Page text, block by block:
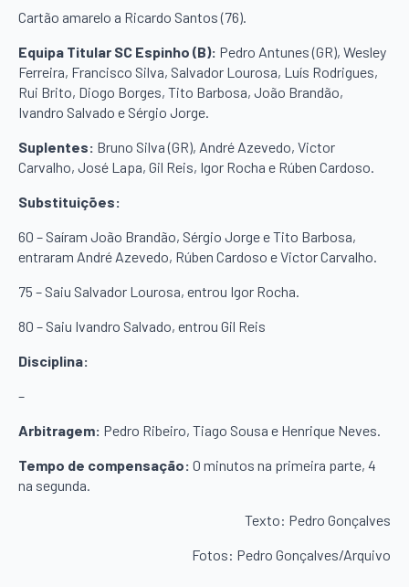
Cartão amarelo a Ricardo Santos (76).
Equipa Titular SC Espinho (B): Pedro Antunes (GR), Wesley
Ferreira, Francisco Silva, Salvador Lourosa, Luís Rodrigues,
Rui Brito, Diogo Borges, Tito Barbosa, João Brandão,
Ivandro Salvado e Sérgio Jorge.
Suplentes: Bruno Silva (GR), André Azevedo, Victor
Carvalho, José Lapa, Gil Reis, Igor Rocha e Rúben Cardoso.
Substituições:
60 – Saíram João Brandão, Sérgio Jorge e Tito Barbosa,
entraram André Azevedo, Rúben Cardoso e Victor Carvalho.
75 – Saiu Salvador Lourosa, entrou Igor Rocha.
80 – Saiu Ivandro Salvado, entrou Gil Reis
Disciplina:
–
Arbitragem: Pedro Ribeiro, Tiago Sousa e Henrique Neves.
Tempo de compensação: 0 minutos na primeira parte, 4
na segunda.
Texto: Pedro Gonçalves
Fotos: Pedro Gonçalves/Arquivo